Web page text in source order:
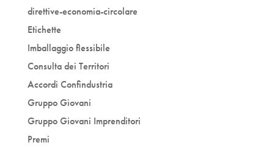
direttive-economia-circolare
Etichette
Imballaggio flessibile
Consulta dei Territori
Accordi Confindustria
Gruppo Giovani
Gruppo Giovani Imprenditori
Premi